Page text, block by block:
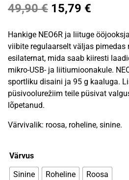
49,90€ Algne
oli:
49,90 €.
15,79 €
on:
15,79
Hankige NEO6R ja liituge
viibite regulaarselt väljas pimedas
esilaternat, mida saab kiiresti
mikro-USB- ja liitiumioonakule.
sportliku disaini ja 95 g kaaluga.
püsivoolurežiim teile püsivat
lõpetanud.
Värvivalik: roosa, roheline, sinine.
Värvus
Sinine Roheline Roosa